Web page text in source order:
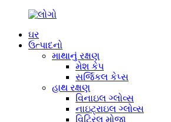
ઘર
ઉત્પાદનો
માથાનું રક્ષણ
મેશ કેપ
સર્જિકલ કેપ્સ
હાથ રક્ષણ
વિનાઇલ ગ્લોવ્સ
નાઇટ્રાઇલ ગ્લોવ્સ
વિટ્રિલ મોજા